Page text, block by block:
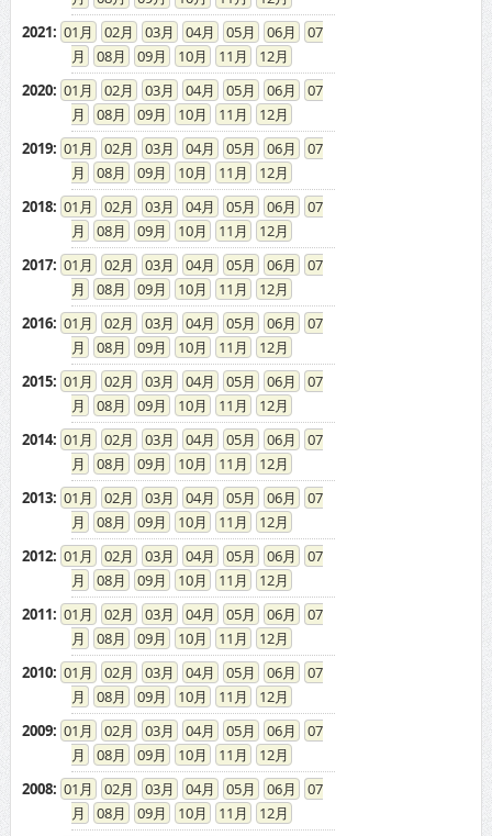
2015
01 02 03 04 05 06
07
08
09 10 11
12
2014: 01 02 03 04 05 06
07
08
09 10 11
12
2013: 01 02 03 04 05 06
07
08
09 10 11
12
2012: 01 02 03 04 05 06
07
08
09 10 11
12
2011: 01 02 03 04 05 06
07
08
09 10 11
12
2010: 01 02 03 04 05 06
07
08
09 10 11
12
2009: 01 02 03 04 05 06
07
08
09 10 11
12
2008
01 02 03 04 05 06
07
08
09 10 11
12
2007: 01 02 03 04 05 06
07
08
09 10 11
12
2006: 01 02 03 04 05 06
07
08
09 10 11
12
2005
01 02 03 04 05 06
07
08
09 10 11
12
2004: 01 02 03 04 05 06
07
08
09 10 11
12
2003: 01 02 03 04 05 06
07
08
09 10 11 12